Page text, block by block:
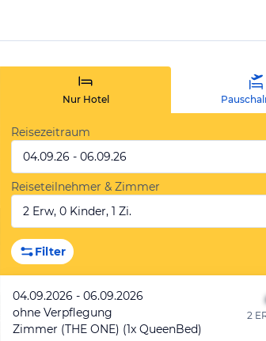
Nur Hotel
Reisezeitraum
04.09.26 - 06.09.26
Reiseteilnehmer & Zimmer
2 Erw, 0 Kinder, 1 Zi.
Filter
04.09.2026 - 06.09.2026
ohne Verpflegung
Zimmer (THE ONE) (1x QueenBed)
2